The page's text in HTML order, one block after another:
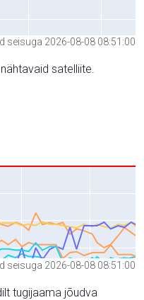
seisuga 2026-08-08 08:51:00
satelliite.
seisuga 2026-08-08 08:51:00
tugijaama jõudva